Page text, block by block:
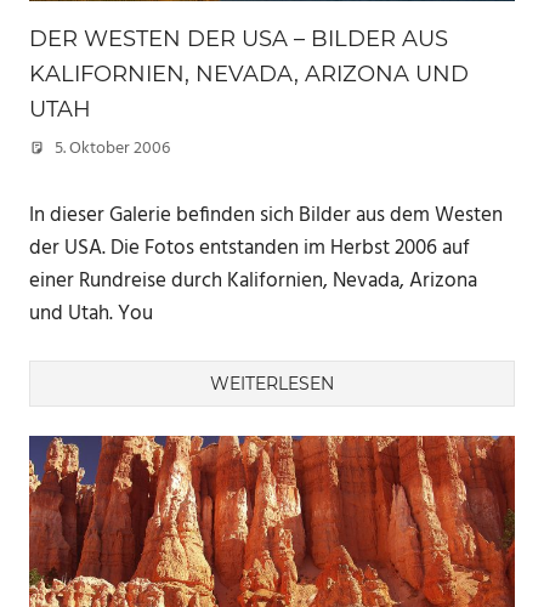
DER WESTEN DER USA – BILDER AUS
KALIFORNIEN, NEVADA, ARIZONA UND
UTAH
5. Oktober 2006
In dieser Galerie befinden sich Bilder aus dem Westen
der USA. Die Fotos entstanden im Herbst 2006 auf
einer Rundreise durch Kalifornien, Nevada, Arizona
und Utah. You
WEITERLESEN